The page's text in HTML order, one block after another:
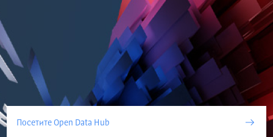
Посетите Open Data Hub